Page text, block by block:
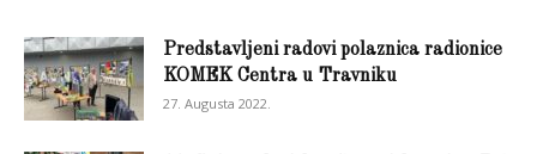
Predstavljeni radovi polaznica radionice
KOMEK Centra u Travniku
27. Augusta 2022.